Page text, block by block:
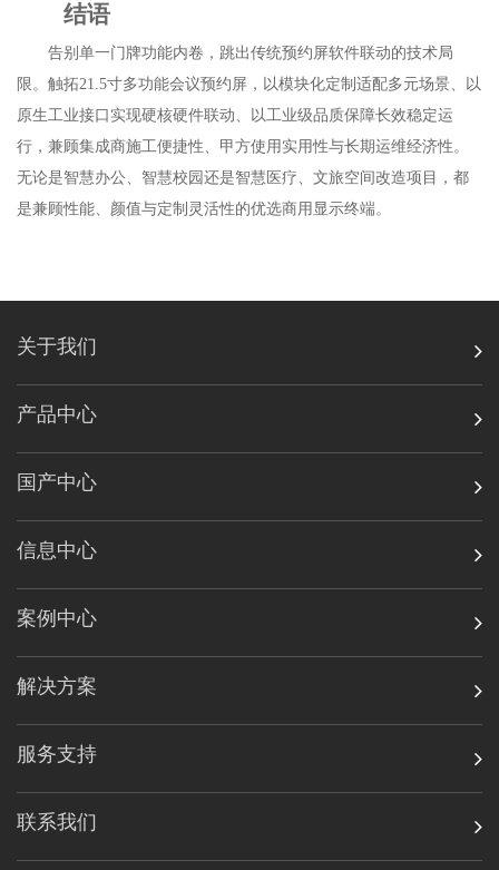
结语
告别单一门牌功能内卷，跳出传统预约屏软件联动的技术局
限。触拓21.5寸多功能会议预约屏，以模块化定制适配多元场景、以
原生工业接口实现硬核硬件联动、以工业级品质保障长效稳定运
行，兼顾集成商施工便捷性、甲方使用实用性与长期运维经济性。
无论是智慧办公、智慧校园还是智慧医疗、文旅空间改造项目，都
是兼顾性能、颜值与定制灵活性的优选商用显示终端。
关于我们
产品中心
国产中心
信息中心
案例中心
解决方案
服务支持
联系我们